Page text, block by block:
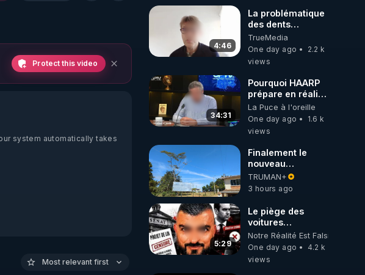
Protect this video
system automatically takes
Most relevant first
4:46
La problématique
des dents
dévitalisées et
des implants
TrueMedia
One day ago
2.2 k
views
34:31
Pourquoi HAARP
prépare en réalité
un CHAOS
climatique, on
répond
La Puce à l'oreille
One day ago
1.6 k
views
Finalement le
nouveau
president de
colombie m a mis
des chemtrails au
dessus de chez
moi. Il n y en avait
TRUMAN+
3 hours ago
5:29
Le piège des
voitures
électriques se
referme sur les
usagers !
Notre Réalité Est Falsifiée Et
One day ago
4.2 k
views